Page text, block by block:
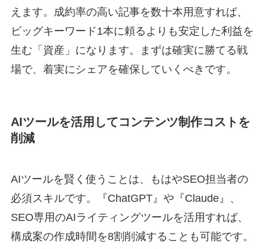
えます。成約率の高い記事を数十本用意すれば、
ビッグキーワード1本に頼るよりも安定した利益を
生む「資産」になります。まずは確実に勝てる戦
場で、着実にシェアを確保していくべきです。
AIツールを活用してコンテンツ制作コストを
削減
AIツールを賢く使うことは、もはやSEO担当者の
必須スキルです。『ChatGPT』や『Claude』、
SEO専用のAIライティングツールを活用すれば、
構成案の作成時間を8割削減することも可能です。